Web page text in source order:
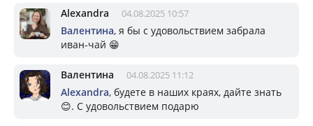
Alexandra 04.08.2025 10:57
Валентина, я бы с удовольствием забрала
иван-чай 😁
Валентина 04.08.2025 11:12
Alexandra, будете в наших краях, дайте знать
😊. С удовольствием подарю